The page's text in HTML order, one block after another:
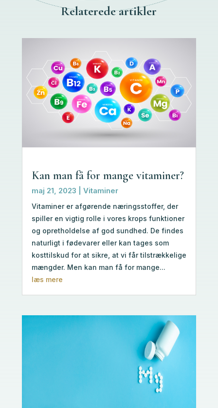
Relaterede artikler
Kan man få for mange vitaminer?
maj 21, 2023 Vitaminer
Vitaminer er afgørende næringsstoffer, der
spiller en vigtig rolle i vores krops funktioner
og opretholdelse af god sundhed. De findes
naturligt i fødevarer eller kan tages som
kosttilskud for at sikre, at vi får tilstrækkelige
mængder. Men kan man få for mange...
læs mere